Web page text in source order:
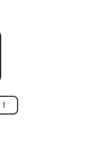
編来た
2023/03/27